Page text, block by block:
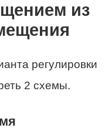
из
регулировки
2 схемы.